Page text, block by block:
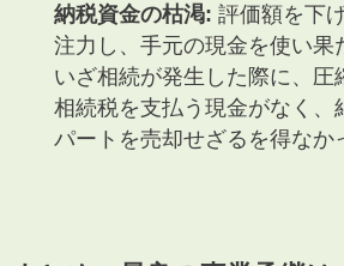
納税資金の枯渇: 評価額を下
注力し、手元の現金を使い果
いざ相続が発生した際に、圧
相続税を支払う現金がなく、
パートを売却せざるを得なか